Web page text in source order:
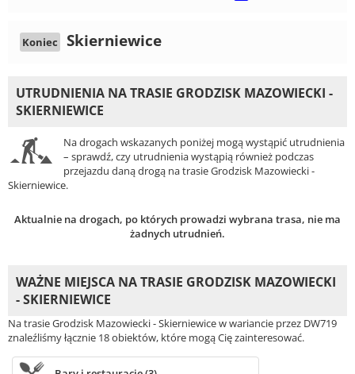
Koniec Skierniewice
UTRUDNIENIA NA TRASIE GRODZISK MAZOWIECKI -
SKIERNIEWICE
Na drogach wskazanych poniżej mogą wystąpić utrudnienia
– sprawdź, czy utrudnienia wystąpią również podczas
przejazdu daną drogą na trasie Grodzisk Mazowiecki -
Skierniewice.
Aktualnie na drogach, po których prowadzi wybrana trasa, nie ma
żadnych utrudnień.
WAŻNE MIEJSCA NA TRASIE GRODZISK MAZOWIECKI
- SKIERNIEWICE
Na trasie Grodzisk Mazowiecki - Skierniewice w wariancie przez DW719
znaleźliśmy łącznie 18 obiektów, które mogą Cię zainteresować.